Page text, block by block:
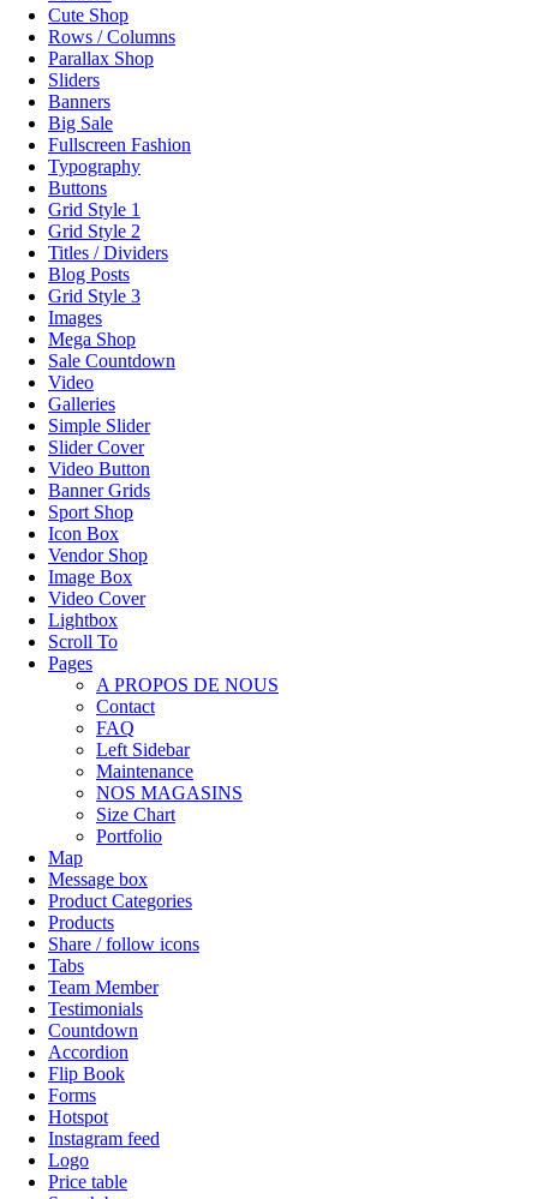
Cute Shop
Rows / Columns
Parallax Shop
Sliders
Banners
Big Sale
Fullscreen Fashion
Typography
Buttons
Grid Style 1
Grid Style 2
Titles / Dividers
Blog Posts
Grid Style 3
Images
Mega Shop
Sale Countdown
Video
Galleries
Simple Slider
Slider Cover
Video Button
Banner Grids
Sport Shop
Icon Box
Vendor Shop
Image Box
Video Cover
Lightbox
Scroll To
Pages
A PROPOS DE NOUS
Contact
FAQ
Left Sidebar
Maintenance
NOS MAGASINS
Size Chart
Portfolio
Map
Message box
Product Categories
Products
Share / follow icons
Tabs
Team Member
Testimonials
Countdown
Accordion
Flip Book
Forms
Hotspot
Instagram feed
Logo
Price table